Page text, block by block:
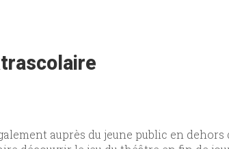
auprès du jeune public en